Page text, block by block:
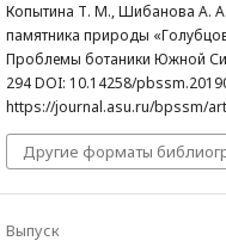
Копытина Т. М., Шибанова А.
памятника природы
Проблемы ботаники Южной
294 DOI: 10.14258/
https://journal.asu.ru/bpssm/
Другие форматы
Выпуск